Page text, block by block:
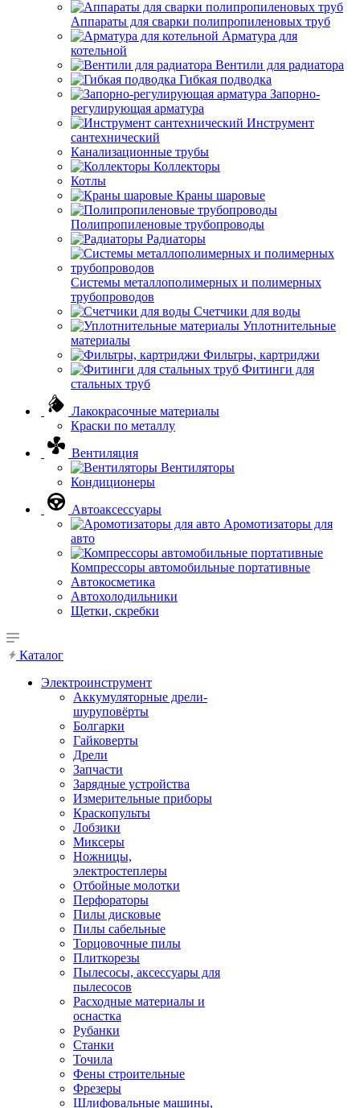
Аппараты для сварки полипропиленовых труб
Арматура для
котельной
Вентили для радиатора
Гибкая подводка
Запорно-
регулирующая арматура
Инструмент
сантехнический
Канализационные трубы
Коллекторы
Котлы
Краны шаровые
Полипропиленовые трубопроводы
Радиаторы
Системы металлополимерных и полимерных
трубопроводов
Счетчики для воды
Уплотнительные
материалы
Фильтры, картриджи
Фитинги для
стальных труб
Лакокрасочные материалы
Краски по металлу
Вентиляция
Вентиляторы
Кондиционеры
Автоаксессуары
Аромотизаторы для
авто
Компрессоры автомобильные портативные
Автокосметика
Автохолодильники
Щетки, скребки
Каталог
Электроинструмент
Аккумуляторные дрели-
шуруповёрты
Болгарки
Гайковерты
Дрели
Запчасти
Зарядные устройства
Измерительные приборы
Краскопульты
Лобзики
Миксеры
Ножницы,
электростеплеры
Отбойные молотки
Перфораторы
Пилы дисковые
Пилы сабельные
Торцовочные пилы
Плиткорезы
Пылесосы, аксессуары для
пылесосов
Расходные материалы и
оснастка
Рубанки
Станки
Точила
Фены строительные
Фрезеры
Шлифовальные машины,